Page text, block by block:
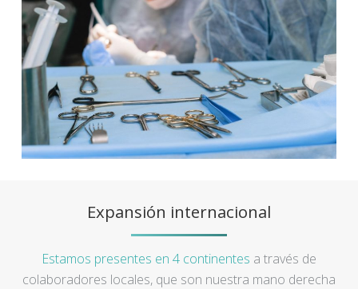
Expansión internacional
Estamos presentes en 4 continentes a través de
colaboradores locales, que son nuestra mano derecha